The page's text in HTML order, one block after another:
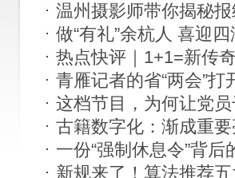
温州摄影师带你揭秘
做“有礼”余杭人 喜迎四
热点快评｜1+1=新传
青雁记者的省“两会”打
这档节目，为何让党
古籍数字化：渐成重
一份“强制休息令”背后
新规来了！算法推荐